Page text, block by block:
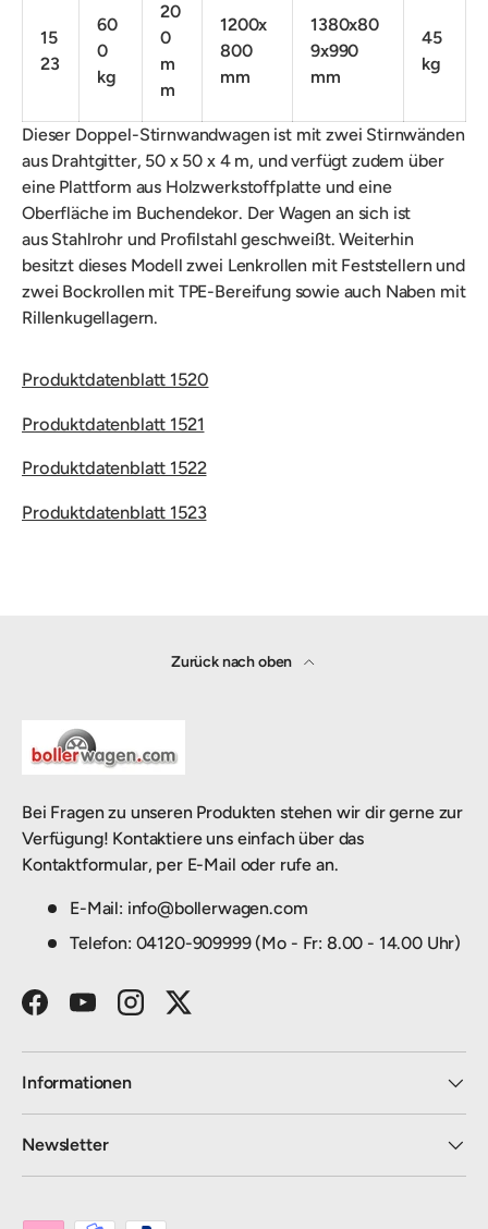
15
23
60
0
kg
20
0
m
m
1200x
800
mm
1380x80
9x990
mm
45
kg
Dieser Doppel-Stirnwandwagen ist mit zwei Stirnwänden
aus Drahtgitter, 50 x 50 x 4 m, und verfügt zudem über
eine Plattform aus Holzwerkstoffplatte und eine
Oberfläche im Buchendekor. Der Wagen an sich ist
aus Stahlrohr und Profilstahl geschweißt. Weiterhin
besitzt dieses Modellzwei Lenkrollen mit Feststellern und
zwei Bockrollen mit TPE-Bereifung sowie auch Naben mit
Rillenkugellagern.
Produktdatenblatt 1520
Produktdatenblatt 1521
Produktdatenblatt 1522
Produktdatenblatt 1523
Zurück nach oben
Bei Fragen zu unseren Produkten stehen wir dir gerne zur
Verfügung! Kontaktiere uns einfach über das
Kontaktformular, per E-Mail oder rufe an.
E-Mail: info@bollerwagen.com
Telefon: 04120-909999 (Mo - Fr: 8.00 - 14.00 Uhr)
FacebookYouTubeInstagramTwitter
Informationen
Newsletter